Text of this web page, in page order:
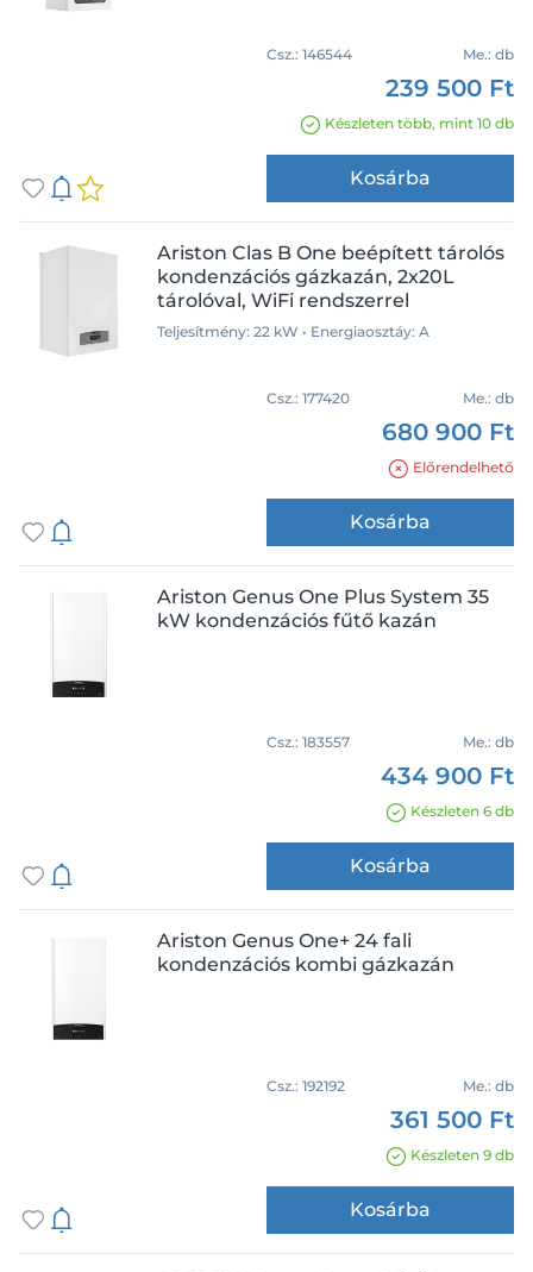
Csz.: 146544 Me.: db
239 500 Ft
Készleten több, mint 10 db
Kosárba
Ariston Clas B One beépített tárolós
kondenzációs gázkazán, 2x20L
tárolóval, WiFi rendszerrel
Teljesítmény: 22 kW • Energiaosztáy: A
Csz.: 177420 Me.: db
680 900 Ft
Előrendelhető
Kosárba
Ariston Genus One Plus System 35
kW kondenzációs fűtő kazán
Csz.: 183557 Me.: db
434 900 Ft
Készleten 6 db
Kosárba
Ariston Genus One+ 24 fali
kondenzációs kombi gázkazán
Csz.: 192192 Me.: db
361 500 Ft
Készleten 9 db
Kosárba